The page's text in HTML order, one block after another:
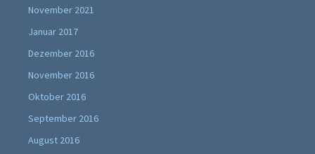
November 2021
Januar 2017
Dezember 2016
November 2016
Oktober 2016
September 2016
August 2016